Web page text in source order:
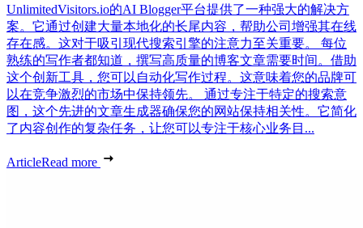
UnlimitedVisitors.io的AI Blogger平台提供了一种强大的解决方
案。它通过创建大量本地化的长尾内容，帮助公司增强其在线
存在感。这对于吸引现代搜索引擎的注意力至关重要。 每位
熟练的写作者都知道，撰写高质量的博客文章需要时间。借助
这个创新工具，您可以自动化写作过程。这意味着您的品牌可
以在竞争激烈的市场中保持领先。 通过专注于特定的搜索意
图，这个先进的文章生成器确保您的网站保持相关性。它简化
了内容创作的复杂任务，让您可以专注于核心业务目...
ArticleRead more